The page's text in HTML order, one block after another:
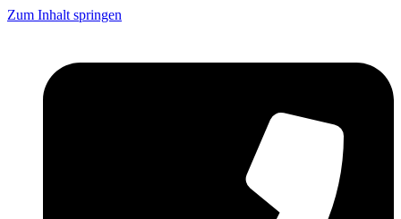
Zum Inhalt springen